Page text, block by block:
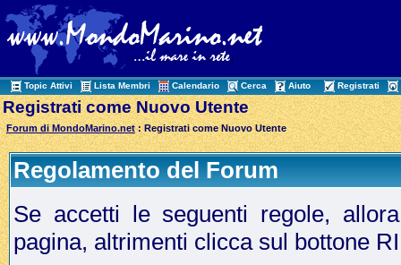
Topic Attivi Lista Membri Calendario Cerca Aiuto Registrati
Registrati come Nuovo Utente
Forum di MondoMarino.net : Registrati come Nuovo Utente
Regolamento del Forum
Se accetti le seguenti regole,
pagina, altrimenti clicca sul bottone